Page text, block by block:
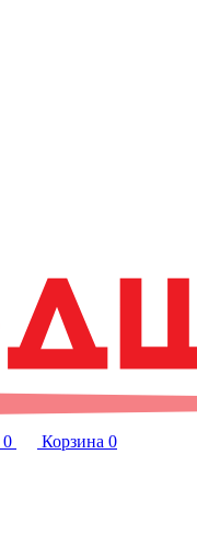
0 Корзина 0